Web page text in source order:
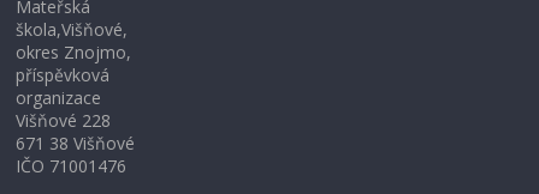
Mateřská
škola,Višňové,
okres Znojmo,
příspěvková
organizace
Višňové 228
671 38 Višňové
IČO 71001476